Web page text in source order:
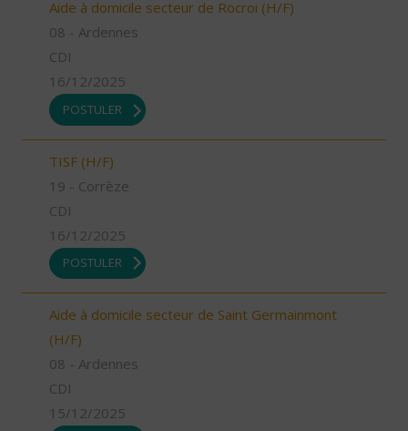
Aide à domicile secteur de Rocroi (H/F)
08 - Ardennes
CDI
16/12/2025
POSTULER
TISF (H/F)
19 - Corrèze
CDI
16/12/2025
POSTULER
Aide à domicile secteur de Saint Germainmont
(H/F)
08 - Ardennes
CDI
15/12/2025